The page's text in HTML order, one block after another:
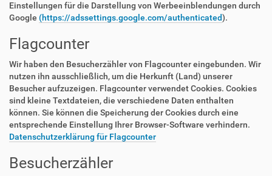
Einstellungen für die Darstellung von Werbeeinblendungen durch
Google (https://adssettings.google.com/authenticated).
Flagcounter
Wir haben den Besucherzähler von Flagcounter eingebunden. Wir
nutzen ihn ausschließlich, um die Herkunft (Land) unserer
Besucher aufzuzeigen. Flagcounter verwendet Cookies. Cookies
sind kleine Textdateien, die verschiedene Daten enthalten
können. Sie können die Speicherung der Cookies durch eine
entsprechende Einstellung Ihrer Browser-Software verhindern.
Datenschutzerklärung für Flagcounter
Besucherzähler